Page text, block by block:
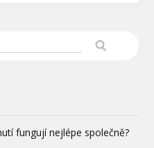
fungují nejlépe společně?